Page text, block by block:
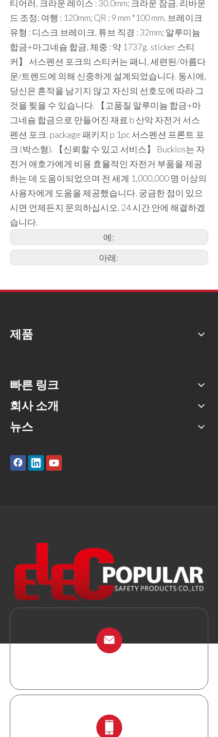
티어러, 크라운 레이스 : 30.0mm; 크라운 잠금, 리바운
드 조정; 여행 : 120mm; QR : 9 mm *100 mm, 브레이크
유형 : 디스크 브레이크, 튜브 직경 : 32mm; 알루미늄
합금+마그네슘 합금, 체중 : 약 1737g. sticker 스티
커】 서스펜션 포크의 스티커는 패니, 세련된/아름다
운/트렌드에 의해 신중하게 설계되었습니다. 동시에,
당신은 흔적을 남기지 않고 자신의 선호도에 따라 그
것을 찢을 수 있습니다. 【고품질 알루미늄 합금+마
그네슘 합금으로 만들어진 재료 b 산악 자전거 서스
펜션 포크. package 패키지 p 1pc 서스펜션 프론트 포
크 (박스형). 【신뢰할 수 있고 서비스】 Bucklos는 자
전거 애호가에게 비용 효율적인 자전거 부품을 제공
하는 데 도움이되었으며 전 세계 1,000,000 명 이상의
사용자에게 도움을 제공했습니다. 궁금한 점이 있으
시면 언제든지 문의하십시오. 24 시간 안에 해결하겠
습니다.
에:
아래:
제품
빠른 링크
회사 소개
뉴스